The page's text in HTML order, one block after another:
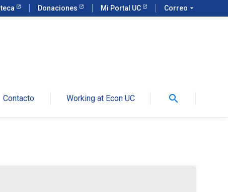
Donaciones Mi Portal UC Correo arrow_drop_down
Contacto Working at Econ UC search